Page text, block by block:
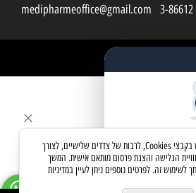
החכם
כדי לעזור
לידיעתך, באתרנו נעשה שימוש בקבצי Cookies, לרבות של צדדים שלישיים, לצורך
הגלישה והצגת פרסום מותאם אישית. המשך
זה. לפרטים נוספים ניתן לעיין במדיניות